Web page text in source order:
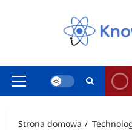
Menu
Strona domowa